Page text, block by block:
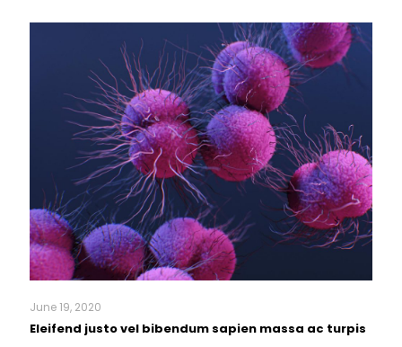
June 19, 2020
Eleifend justo vel bibendum sapien massa ac turpis